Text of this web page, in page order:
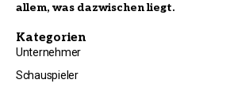
allem, was dazwischen liegt.
Kategorien
Unternehmer
Schauspieler